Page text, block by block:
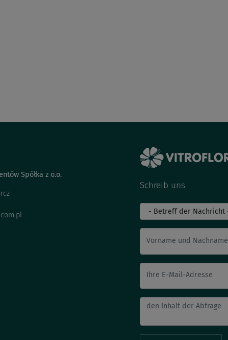
Spółka z o.o.
Schreib uns
Vorname und Nachname
Ihre E-Mail-Adresse